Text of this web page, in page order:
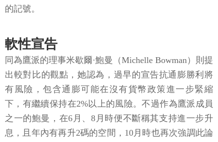
的記號。
軟性宣告
同為鷹派的理事米歇爾·鮑曼（Michelle Bowman）則提
出較對比的觀點，她認為，過早的宣告抗通膨勝利將
有風險，包含通膨可能在沒有貨幣政策進一步緊縮
下，有繼續保持在2%以上的風險。不過作為鷹派成員
之一的鮑曼，在6月、8月時便不斷稱其支持進一步升
息，且年內有再升2碼的空間，10月時也再次強調此論